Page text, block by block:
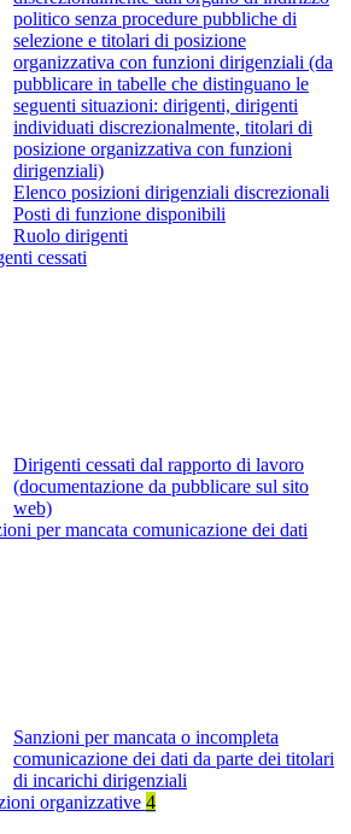
politico senza procedure pubbliche di
selezione e titolari di posizione
organizzativa con funzioni dirigenziali (da
pubblicare in tabelle che distinguano le
seguenti situazioni: dirigenti, dirigenti
individuati discrezionalmente, titolari di
posizione organizzativa con funzioni
dirigenziali)
Elenco posizioni dirigenziali discrezionali
Posti di funzione disponibili
Ruolo dirigenti
cessati
Dirigenti cessati dal rapporto di lavoro
(documentazione da pubblicare sul sito
web)
per mancata comunicazione dei dati
Sanzioni per mancata o incompleta
comunicazione dei dati da parte dei titolari
di incarichi dirigenziali
organizzative 4